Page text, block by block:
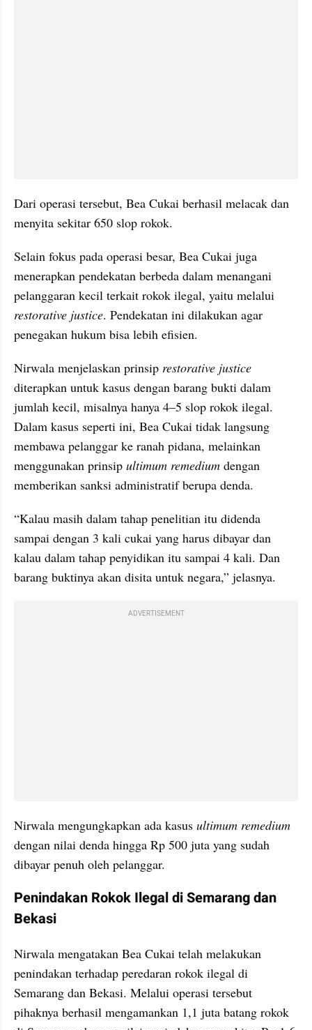
Dari operasi tersebut, Bea Cukai berhasil melacak dan
menyita sekitar 650 slop rokok.
Selain fokus pada operasi besar, Bea Cukai juga
menerapkan pendekatan berbeda dalam menangani
restorative justice. Pendekatan ini dilakukan agar
penegakan hukum bisa lebih efisien.
Nirwala menjelaskan prinsip restorative justice
diterapkan untuk kasus dengan barang bukti dalam
jumlah kecil, misalnya hanya 4–5 slop rokok ilegal.
Dalam kasus seperti ini, Bea Cukai tidak langsung
membawa pelanggar ke ranah pidana, melainkan
menggunakan prinsip ultimum remedium dengan
memberikan sanksi administratif berupa denda.
“Kalau masih dalam tahap penelitian itu didenda
sampai dengan 3 kali cukai yang harus dibayar dan
kalau dalam tahap penyidikan itu sampai 4 kali. Dan
barang buktinya akan disita untuk negara,” jelasnya.
ADVERTISEMENT
Nirwala mengungkapkan ada kasus ultimum remedium
dengan nilai denda hingga Rp 500 juta yang sudah
dibayar penuh oleh pelanggar.
Penindakan Rokok Ilegal di Semarang dan
Bekasi
Nirwala mengatakan Bea Cukai telah melakukan
penindakan terhadap peredaran rokok ilegal di
Semarang dan Bekasi. Melalui operasi tersebut
pihaknya berhasil mengamankan 1,1 juta batang rokok